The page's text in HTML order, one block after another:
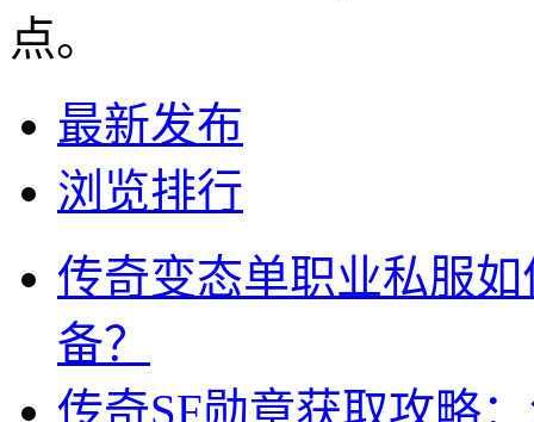
点。
最新发布
浏览排行
传奇变态单职业私服
备？
传奇SF勋章获取攻略